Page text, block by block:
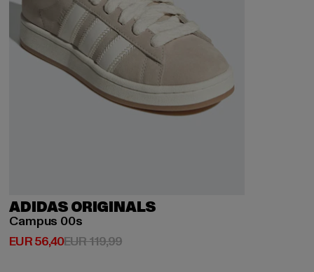
ADIDAS ORIGINALS
Campus 00s
EUR 56,40
Huidige prijs: EUR 56,40
EUR 119,99Actieprijs: EUR 119,99